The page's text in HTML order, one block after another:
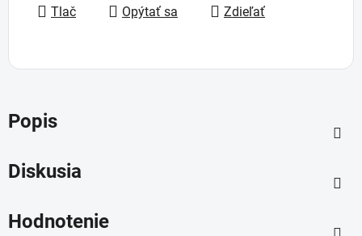
Tlač Opýtať sa Zdieľať
Popis
Diskusia
Hodnotenie